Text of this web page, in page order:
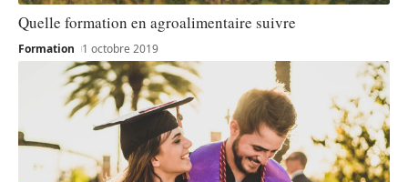
Quelle formation en agroalimentaire suivre
Formation 1 octobre 2019